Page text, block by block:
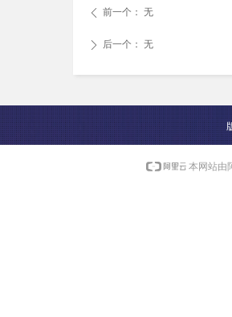
ꄴ 前一个： 无
ꄲ 后一个： 无
本网站由